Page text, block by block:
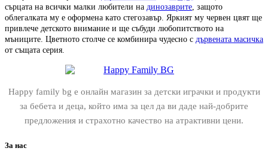
сърцата на всички малки любители на динозаврите , защото
облегалката му е оформена като стегозавър . Яркият му червен цвят ще
привлече детското внимание и ще събуди любопитството на
мъниците. Цветното столче се комбинира чудесно с дървената масичка
от същата серия.
Happy family bg е онлайн магазин за детски играчки и продукти
за бебета и деца, който има за цел да ви даде най-добрите
предложения и страхотно качество на атрактивни цени.
За нас